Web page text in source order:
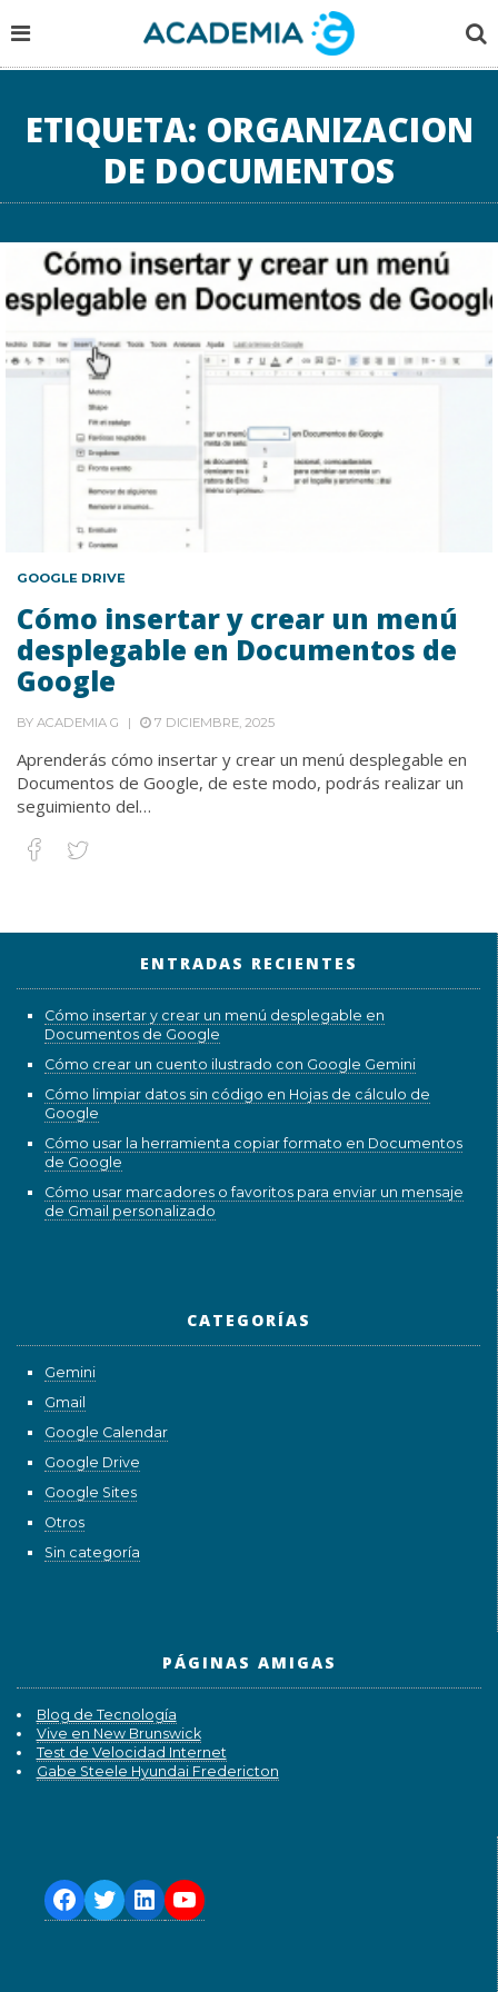
ETIQUETA: ORGANIZACION
DE DOCUMENTOS
GOOGLE DRIVE
Cómo insertar y crear un menú
desplegable en Documentos de
Google
BY ACADEMIA G 7 DICIEMBRE, 2025
Aprenderás cómo insertar y crear un menú desplegable en
Documentos de Google, de este modo, podrás realizar un
seguimiento del…
ENTRADAS RECIENTES
Cómo insertar y crear un menú desplegable en
Documentos de Google
Cómo crear un cuento ilustrado con Google Gemini
Cómo limpiar datos sin código en Hojas de cálculo de
Google
Cómo usar la herramienta copiar formato en Documentos
de Google
Cómo usar marcadores o favoritos para enviar un mensaje
de Gmail personalizado
CATEGORÍAS
Gemini
Gmail
Google Calendar
Google Drive
Google Sites
Otros
Sin categoría
PÁGINAS AMIGAS
Blog de Tecnología
Vive en New Brunswick
Test de Velocidad Internet
Gabe Steele Hyundai Fredericton